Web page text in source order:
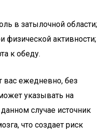
в затылочной области;
физической активности;
к обеду.
вас ежедневно, без
указывать на
случае источник
что создает риск